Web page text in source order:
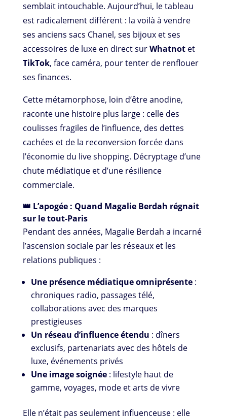
semblait intouchable. Aujourd’hui, le tableau
est radicalement différent : la voilà à vendre
ses anciens sacs Chanel, ses bijoux et ses
accessoires de luxe en direct surWhatnotet
TikTok, face caméra, pour tenter de renflouer
ses finances.
Cette métamorphose, loin d’être anodine,
raconte une histoire plus large : celle des
coulisses fragiles de l’influence, des dettes
cachées et de la reconversion forcée dans
l’économie du live shopping. Décryptage d’une
chute médiatique et d’une résilience
commerciale.
👑 L’apogée : Quand Magalie Berdah régnait
sur le tout-Paris
Pendant des années, Magalie Berdah a incarné
l’ascension sociale par les réseaux et les
relations publiques :
Une présence médiatique omniprésente:
chroniques radio, passages télé,
collaborations avec des marques
prestigieuses
Un réseau d’influence étendu : dîners
exclusifs, partenariats avec des hôtels de
luxe, événements privés
Une image soignée: lifestyle haut de
gamme, voyages, mode et arts de vivre
Elle n’était pas seulement influenceuse : elle